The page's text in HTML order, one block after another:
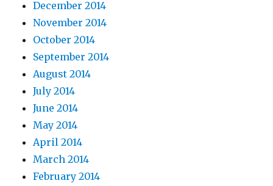
December 2014
November 2014
October 2014
September 2014
August 2014
July 2014
June 2014
May 2014
April 2014
March 2014
February 2014